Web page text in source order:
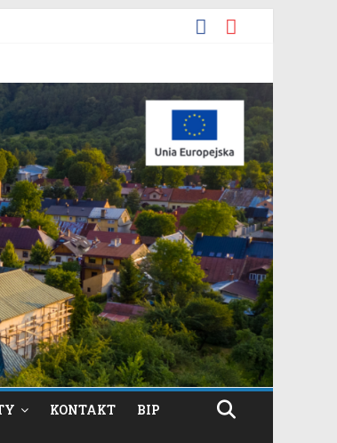
złożonej przez Stowarzyszenie „Gniazdo”.
Mostki”.
KONTAKT BIP